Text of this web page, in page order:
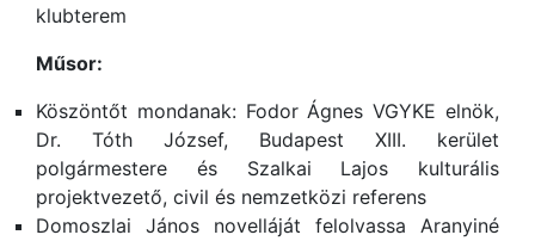
klubterem
Műsor:
Köszöntőt mondanak: Fodor Ágnes VGYKE elnök,
Dr. Tóth József, Budapest XIII. kerület
polgármestere és Szalkai Lajos kulturális
projektvezető, civil és nemzetközi referens
Domoszlai János novelláját felolvassa Aranyiné